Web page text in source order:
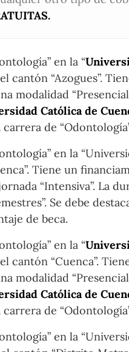
en la “
cantón “Azogues”.
modalidad
Católica de
de
en la
Tiene un
“Intensiva”. La
Se debe
de beca.
en la “
cantón “Cuenca”.
modalidad
Católica de
de
en la